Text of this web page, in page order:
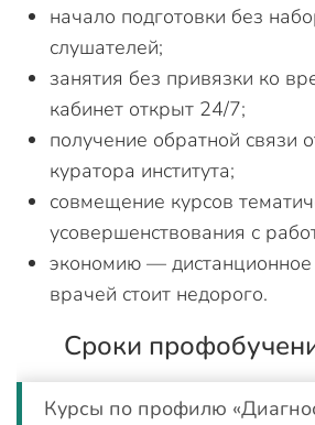
начало подготовки без
слушателей;
занятия без привязки ко
кабинет открыт 24/7;
получение обратной связи
куратора института;
совмещение курсов
усовершенствования с
экономию —
врачей стоит недорого.
Сроки
Курсы по профилю